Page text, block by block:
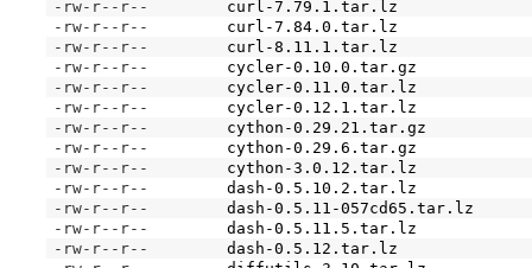
-rw-r--r--
curl-7.79.1.tar.lz
-rw-r--r--
curl-7.84.0.tar.lz
-rw-r--r--
curl-8.11.1.tar.lz
-rw-r--r--
cycler-0.10.0.tar.gz
-rw-r--r--
cycler-0.11.0.tar.lz
-rw-r--r--
cycler-0.12.1.tar.lz
-rw-r--r--
cython-0.29.21.tar.gz
-rw-r--r--
cython-0.29.6.tar.gz
-rw-r--r--
cython-3.0.12.tar.lz
-rw-r--r--
dash-0.5.10.2.tar.lz
-rw-r--r--
dash-0.5.11-057cd65.tar.lz
-rw-r--r--
dash-0.5.11.5.tar.lz
-rw-r--r--
dash-0.5.12.tar.lz